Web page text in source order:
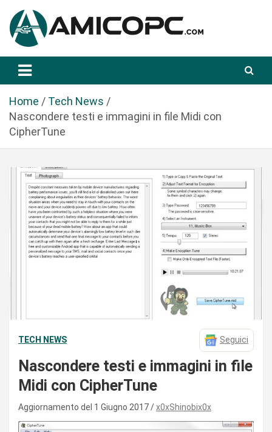
a
Amicopc.com
Home
Tech News
Nascondere testi e immagini in file Midi con
CipherTune
TECH NEWS Seguici
Nascondere testi e immagini in file
Midi con CipherTune
Aggiornamento del 1 Giugno 2017 x0xShinobix0x